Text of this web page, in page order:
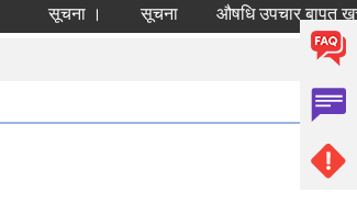
सूचना । सूचना औषधि उपचार बापत